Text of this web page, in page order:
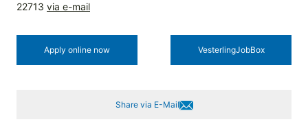
22713 via e-mail
Apply online now Vesterling­JobBox
Share via E-Mail